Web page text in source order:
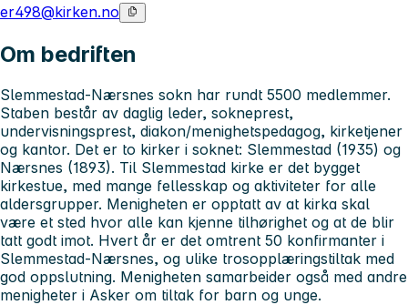
er498@kirken.no
Om bedriften
Slemmestad-Nærsnes sokn har rundt 5500 medlemmer.
Staben består av daglig leder, sokneprest,
undervisningsprest, diakon/menighetspedagog, kirketjener
og kantor. Det er to kirker i soknet: Slemmestad (1935) og
Nærsnes (1893). Til Slemmestad kirke er det bygget
kirkestue, med mange fellesskap og aktiviteter for alle
aldersgrupper. Menigheten er opptatt av at kirka skal
være et sted hvor alle kan kjenne tilhørighet og at de blir
tatt godt imot. Hvert år er det omtrent 50 konfirmanter i
Slemmestad-Nærsnes, og ulike trosopplæringstiltak med
god oppslutning. Menigheten samarbeider også med andre
menigheter i Asker om tiltak for barn og unge.